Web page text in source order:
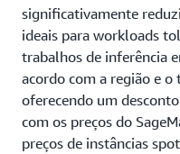
significativamente
ideais para workloads
trabalhos de inferência
acordo com a região e
oferecendo um
com os preços do
preços de instâncias